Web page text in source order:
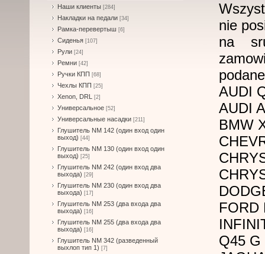
Наши клиенты [284]
Накладки на педали [34]
Рамка-перевертыш [6]
Сиденья [107]
Рули [24]
Ремни [42]
Ручки КПП [68]
Чехлы КПП [25]
Xenon, DRL [2]
Универсальное [52]
Универсальные насадки [211]
Глушитель NM 142 (один вход один
выход) [44]
Глушитель NM 130 (один вход один
выход) [25]
Глушитель NM 242 (один вход два
выхода) [29]
Глушитель NM 230 (один вход два
выхода) [17]
Глушитель NM 253 (два входа два
выхода) [16]
Глушитель NM 255 (два входа два
выхода) [16]
Глушитель NM 342 (разведенный
выхлоп тип 1) [7]
nie
na
AUDI
AUDI
BMW
FORD
Q45